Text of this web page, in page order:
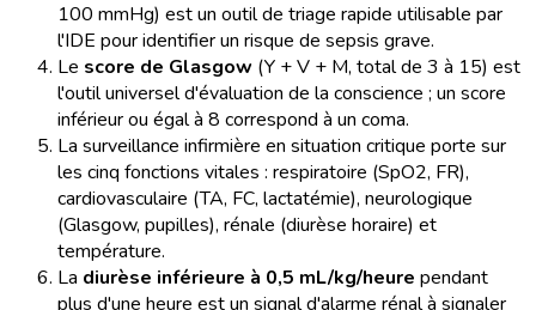
100 mmHg) est un outil de triage rapide utilisable par
l'IDE pour identifier un risque de sepsis grave.
Le score de Glasgow (Y + V + M, total de 3 à 15) est
l'outil universel d'évaluation de la conscience ; un score
inférieur ou égal à 8 correspond à un coma.
La surveillance infirmière en situation critique porte sur
les cinq fonctions vitales : respiratoire (SpO2, FR),
cardiovasculaire (TA, FC, lactatémie), neurologique
(Glasgow, pupilles), rénale (diurèse horaire) et
température.
La diurèse inférieure à 0,5 mL/kg/heure pendant
plus d'une heure est un signal d'alarme rénal à signaler